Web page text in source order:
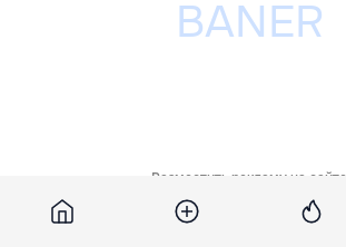
Разместить рекламу на сайте